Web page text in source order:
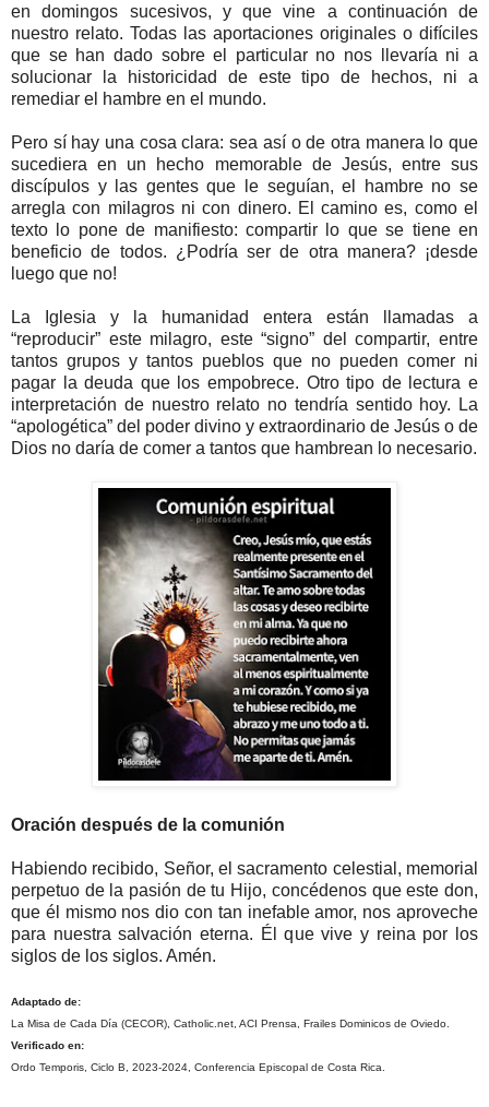
en domingos sucesivos, y que vine a continuación de
nuestro relato. Todas las aportaciones originales o difíciles
que se han dado sobre el particular no nos llevaría ni a
solucionar la historicidad de este tipo de hechos, ni a
remediar el hambre en el mundo.
Pero sí hay una cosa clara: sea así o de otra manera lo que
sucediera en un hecho memorable de Jesús, entre sus
discípulos y las gentes que le seguían, el hambre no se
arregla con milagros ni con dinero. El camino es, como el
texto lo pone de manifiesto: compartir lo que se tiene en
beneficio de todos. ¿Podría ser de otra manera? ¡desde
luego que no!
La Iglesia y la humanidad entera están llamadas a
“reproducir” este milagro, este “signo” del compartir, entre
tantos grupos y tantos pueblos que no pueden comer ni
pagar la deuda que los empobrece. Otro tipo de lectura e
interpretación de nuestro relato no tendría sentido hoy. La
“apologética” del poder divino y extraordinario de Jesús o de
Dios no daría de comer a tantos que hambrean lo necesario.
Oración después de la comunión
Habiendo recibido, Señor, el sacramento celestial, memorial
perpetuo de la pasión de tu Hijo, concédenos que este don,
que él mismo nos dio con tan inefable amor, nos aproveche
para nuestra salvación eterna. Él que vive y reina por los
siglos de los siglos. Amén.
Adaptado de:
La Misa de Cada Día (CECOR), Catholic.net, ACI Prensa, Frailes Dominicos de Oviedo.
Verificado en:
Ordo Temporis, Ciclo B, 2023-2024, Conferencia Episcopal de Costa Rica.